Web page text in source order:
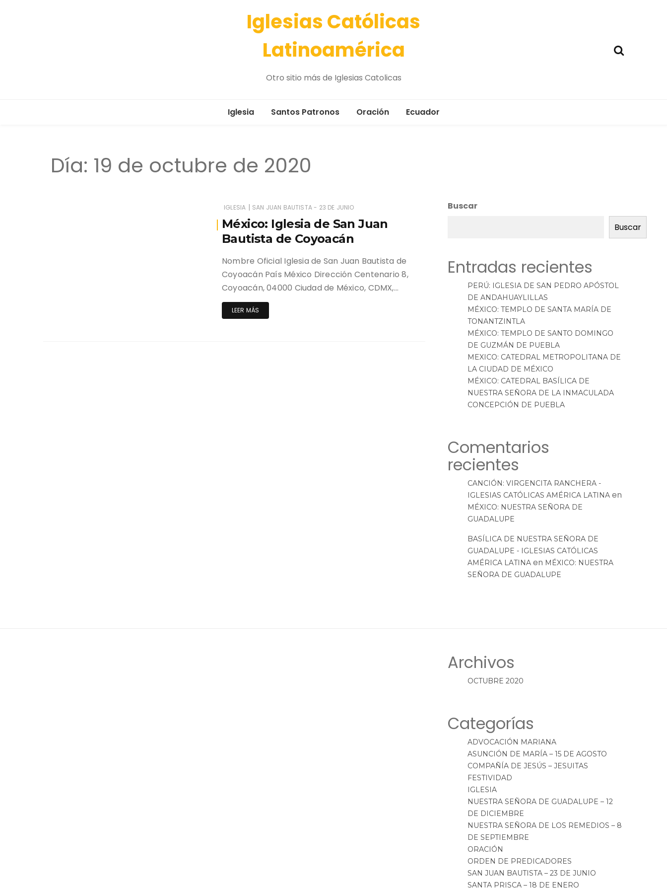
Iglesias Católicas
Latinoamérica
Otro sitio más de Iglesias Catolicas
Iglesia Santos Patronos Oración Ecuador
Día: 19 de octubre de 2020
IGLESIA | SAN JUAN BAUTISTA - 23 DE JUNIO
México: Iglesia de San Juan
Bautista de Coyoacán
Nombre Oficial Iglesia de San Juan Bautista de
Coyoacán País México Dirección Centenario 8,
Coyoacán, 04000 Ciudad de México, CDMX,…
LEER MÁS
Buscar
Buscar
Entradas recientes
PERÚ: IGLESIA DE SAN PEDRO APÓSTOL
DE ANDAHUAYLILLAS
MÉXICO: TEMPLO DE SANTA MARÍA DE
TONANTZINTLA
MÉXICO: TEMPLO DE SANTO DOMINGO
DE GUZMÁN DE PUEBLA
MEXICO: CATEDRAL METROPOLITANA DE
LA CIUDAD DE MÉXICO
MÉXICO: CATEDRAL BASÍLICA DE
NUESTRA SEÑORA DE LA INMACULADA
CONCEPCIÓN DE PUEBLA
Comentarios
recientes
CANCIÓN: VIRGENCITA RANCHERA -
IGLESIAS CATÓLICAS AMÉRICA LATINA en
MÉXICO: NUESTRA SEÑORA DE
GUADALUPE
BASÍLICA DE NUESTRA SEÑORA DE
GUADALUPE - IGLESIAS CATÓLICAS
AMÉRICA LATINA en MÉXICO: NUESTRA
SEÑORA DE GUADALUPE
Archivos
OCTUBRE 2020
Categorías
ADVOCACIÓN MARIANA
ASUNCIÓN DE MARÍA – 15 DE AGOSTO
COMPAÑÍA DE JESÚS – JESUITAS
FESTIVIDAD
IGLESIA
NUESTRA SEÑORA DE GUADALUPE – 12
DE DICIEMBRE
NUESTRA SEÑORA DE LOS REMEDIOS – 8
DE SEPTIEMBRE
ORACIÓN
ORDEN DE PREDICADORES
SAN JUAN BAUTISTA – 23 DE JUNIO
SANTA PRISCA – 18 DE ENERO